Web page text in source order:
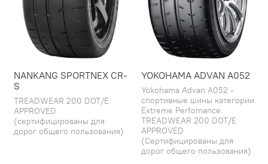
NANKANG SPORTNEX CR-
S
TREADWEAR 200 DOT/E
APPROVED
(сертифицированы для
дорог общего пользования)
YOKOHAMA ADVAN A052
Yokohama Advan A052 -
спортивные шины категории
Extreme Perfomance.
TREADWEAR 200 DOT/E
APPROVED
(Сертифицированы для
дорог общего пользования)